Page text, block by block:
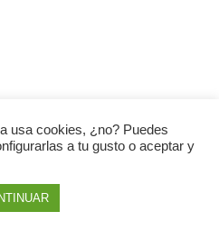
usa cookies, ¿no? Puedes
a tu gusto o aceptar y